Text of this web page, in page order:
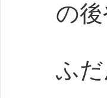
の
ふ